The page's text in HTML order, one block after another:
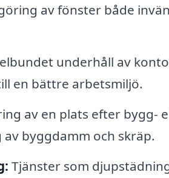
av fönster både
underhåll av
en bättre arbetsmiljö.
av en plats efter bygg-
byggdamm och skräp.
Tjänster som